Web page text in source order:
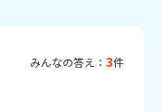
みんなの答え： 3件